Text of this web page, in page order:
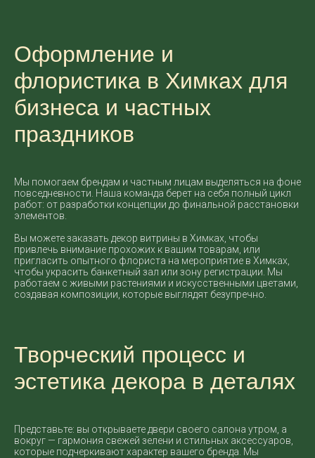
Оформление и
флористика в Химках для
бизнеса и частных
праздников
Мы помогаем брендам и частным лицам выделяться на фоне
повседневности. Наша команда берет на себя полный цикл
работ: от разработки концепции до финальной расстановки
элементов.
Вы можете заказать декор витрины в Химках, чтобы
привлечь внимание прохожих к вашим товарам, или
пригласить опытного флориста на мероприятие в Химках,
чтобы украсить банкетный зал или зону регистрации. Мы
работаем с живыми растениями и искусственными цветами,
создавая композиции, которые выглядят безупречно.
Творческий процесс и
эстетика декора в деталях
Представьте: вы открываете двери своего салона утром, а
вокруг — гармония свежей зелени и стильных аксессуаров,
которые подчеркивают характер вашего бренда. Мы